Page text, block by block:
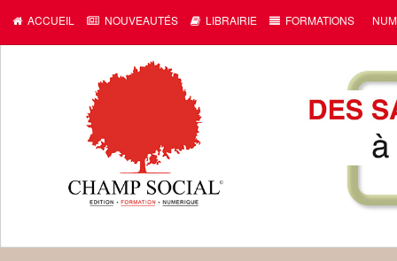
ACCUEIL NOUVEAUTÉS LIBRAIRIE FORMATIONS